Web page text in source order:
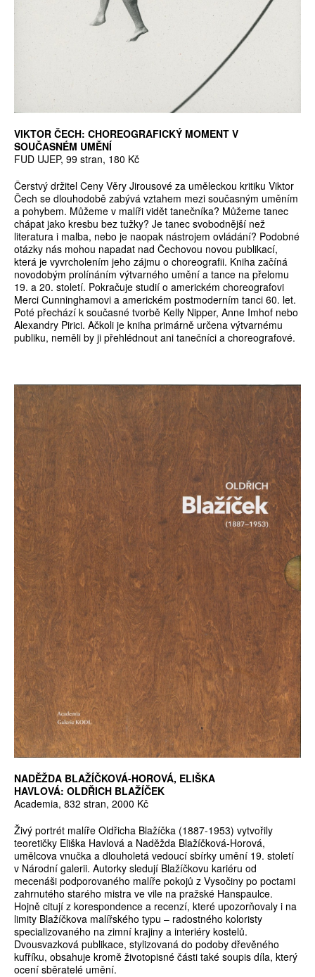
VIKTOR ČECH: CHOREOGRAFICKÝ MOMENT V
SOUČASNÉM UMĚNÍ
FUD UJEP, 99 stran, 180 Kč
Čerstvý držitel Ceny Věry Jirousové za uměleckou kritiku Viktor
Čech se dlouhodobě zabývá vztahem mezi současným uměním
a pohybem. Můžeme v malíři vidět tanečníka? Můžeme tanec
chápat jako kresbu bez tužky? Je tanec svobodnější než
literatura i malba, nebo je naopak nástrojem ovládání? Podobné
otázky nás mohou napadat nad Čechovou novou publikací,
která je vyvrcholením jeho zájmu o choreografii. Kniha začíná
novodobým prolínáním výtvarného umění a tance na přelomu
19. a 20. století. Pokračuje studií o americkém choreografovi
Merci Cunninghamovi a americkém postmoderním tanci 60. let.
Poté přechází k současné tvorbě Kelly Nipper, Anne Imhof nebo
Alexandry Pirici. Ačkoli je kniha primárně určena výtvarnému
publiku, neměli by ji přehlédnout ani tanečníci a choreografové.
NADĚŽDA BLAŽÍČKOVÁ-HOROVÁ, ELIŠKA
HAVLOVÁ: OLDŘICH BLAŽÍČEK
Academia, 832 stran, 2000 Kč
Živý portrét malíře Oldřicha Blažíčka (1887-1953) vytvořily
teoretičky Eliška Havlová a Naděžda Blažíčková-Horová,
umělcova vnučka a dlouholetá vedoucí sbírky umění 19. století
v Národní galerii. Autorky sledují Blažíčkovu kariéru od
mecenáši podporovaného malíře pokojů z Vysočiny po poctami
zahrnutého starého mistra ve vile na pražské Hanspaulce.
Hojně citují z korespondence a recenzí, které upozorňovaly i na
limity Blažíčkova malířského typu – radostného koloristy
specializovaného na zimní krajiny a interiéry kostelů.
Dvousvazková publikace, stylizovaná do podoby dřevěného
kufříku, obsahuje kromě životopisné části také soupis díla, který
ocení sběratelé umění.